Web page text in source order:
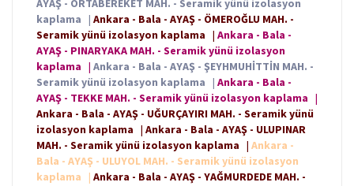
AYAŞ - ORTABEREKET MAH. - Seramik yünü izolasyon
kaplama | Ankara - Bala - AYAŞ - ÖMEROĞLU MAH. -
Seramik yünü izolasyon kaplama | Ankara - Bala -
AYAŞ - PINARYAKA MAH. - Seramik yünü izolasyon
kaplama | Ankara - Bala - AYAŞ - ŞEYHMUHİTTİN MAH. -
Seramik yünü izolasyon kaplama | Ankara - Bala -
AYAŞ - TEKKE MAH. - Seramik yünü izolasyon kaplama |
Ankara - Bala - AYAŞ - UĞURÇAYIRI MAH. - Seramik yünü
izolasyon kaplama | Ankara - Bala - AYAŞ - ULUPINAR
MAH. - Seramik yünü izolasyon kaplama | Ankara -
Bala - AYAŞ - ULUYOL MAH. - Seramik yünü izolasyon
kaplama
| Ankara - Bala - AYAŞ - YAĞMURDEDE MAH. -